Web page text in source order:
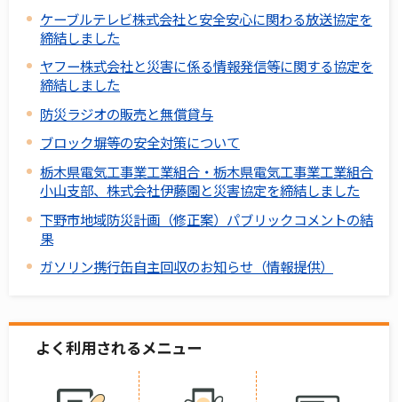
ケーブルテレビ株式会社と安全安心に関わる放送協定を
締結しました
ヤフー株式会社と災害に係る情報発信等に関する協定を
締結しました
防災ラジオの販売と無償貸与
ブロック塀等の安全対策について
栃木県電気工事業工業組合・栃木県電気工事業工業組合
小山支部、株式会社伊藤園と災害協定を締結しました
下野市地域防災計画（修正案）パブリックコメントの結
果
ガソリン携行缶自主回収のお知らせ（情報提供）
よく利用されるメニュー